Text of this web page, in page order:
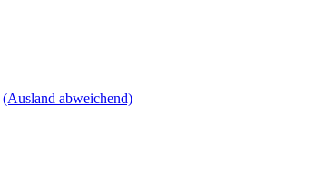
(Ausland abweichend)